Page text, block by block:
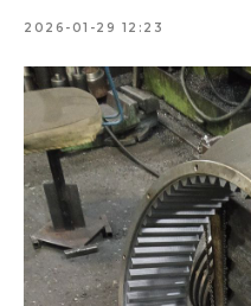
2026-01-29 12:23